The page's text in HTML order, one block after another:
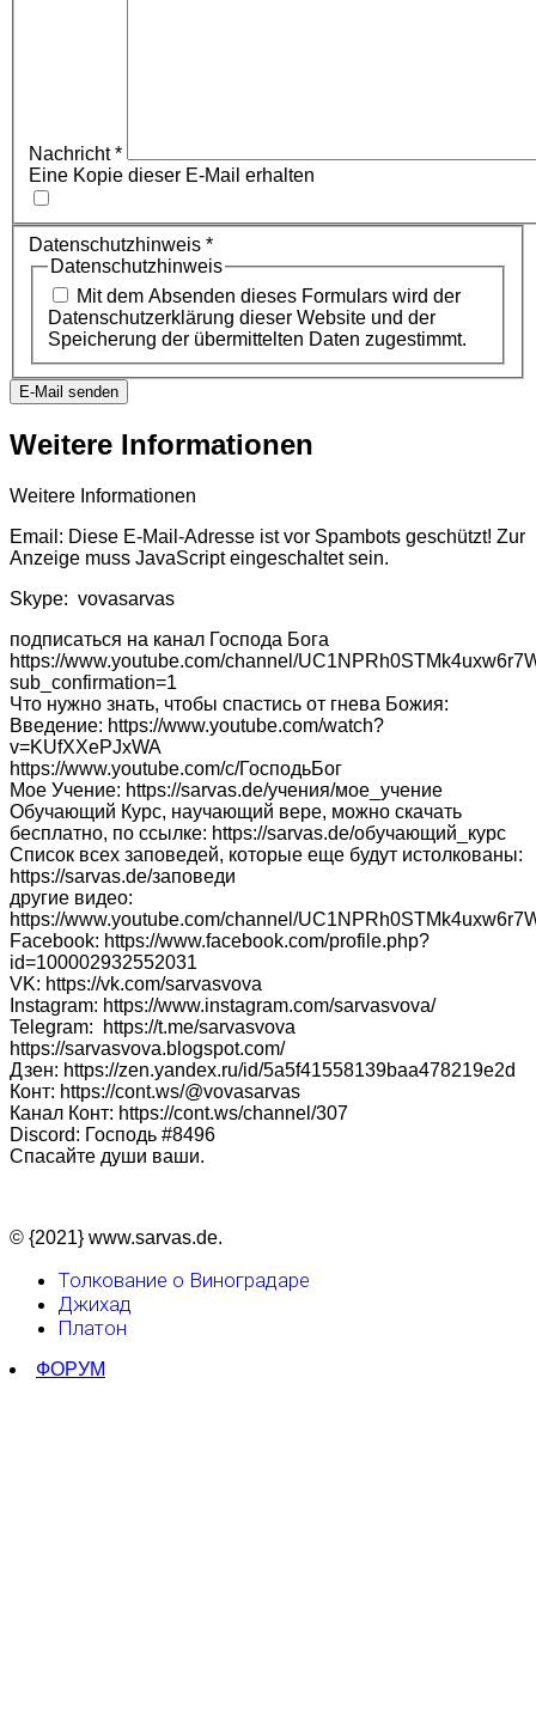
Nachricht*
Eine Kopie dieser E-Mail erhalten
Datenschutzhinweis *
Datenschutzhinweis
Mit dem Absenden dieses Formulars wird der
Datenschutzerklärung dieser Website und der
Speicherung der übermittelten Daten zugestimmt.
E-Mail senden
Weitere Informationen
Weitere Informationen
Email: Diese E-Mail-Adresse ist vor Spambots geschützt! Zur
Anzeige muss JavaScript eingeschaltet sein.
Skype: vovasarvas
подписаться на канал Господа Бога
https://www.youtube.com/channel/
sub_confirmation=1
Что нужно знать, чтобы спастись от гнева Божия:
Введение: https://www.youtube.com/watch?
v=KUfXXePJxWA
https://www.youtube.com/c/ГосподьБог
Мое Учение: https://sarvas.de/учения/мое_учение
Обучающий Курс, научающий вере, можно скачать
бесплатно, по ссылке: https://sarvas.de/обучающий_курс
Список всех заповедей, которые еще будут истолкованы:
https://sarvas.de/заповеди
другие видео:
https://www.youtube.com/channel/
Facebook: https://www.facebook.com/profile.php?
id=100002932552031
VK: https://vk.com/sarvasvova
Instagram: https://www.instagram.com/sarvasvova/
Telegram: https://t.me/sarvasvova
https://sarvasvova.blogspot.com/
Дзен: https://zen.yandex.ru/id/5a5f41558139baa478219e2d
Конт: https://cont.ws/@vovasarvas
Канал Конт: https://cont.ws/channel/307
Discord: Господь #8496
Спасайте души ваши.
© {2021} www.sarvas.de.
Толкование о Виноградаре
Джихад
Платон
ФОРУМ